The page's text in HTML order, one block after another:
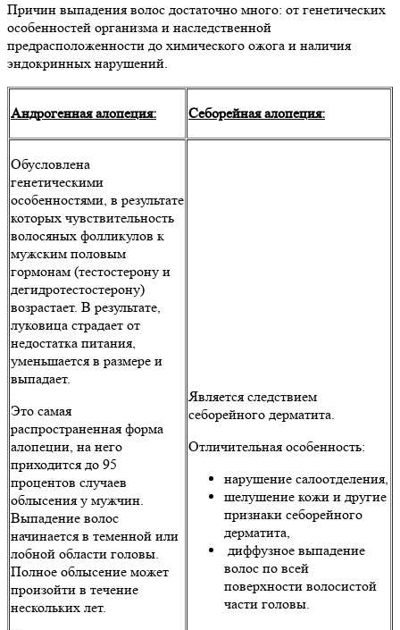
Причин выпадения волос достаточно много: от генетических
особенностей организма и наследственной
предрасположенности до химического ожога и наличия
эндокринных нарушений.
Андрогенная алопеция: Себорейная алопеция:
Обусловлена
генетическими
особенностями, в результате
которых чувствительность
волосяных фолликулов к
мужским половым
гормонам (тестостерону и
дегидротестостерону)
возрастает. В результате,
луковица страдает от
недостатка питания,
уменьшается в размере и
выпадает.
Это самая
распространенная форма
алопеции, на него
приходится до 95
процентов случаев
облысения у мужчин.
Выпадение волос
начинается в теменной или
лобной области головы.
Полное облысение может
произойти в течение
нескольких лет.
Является следствием
себорейного дерматита.
Отличительная особенность:
нарушение салоотделения,
шелушение кожи и другие
признаки себорейного
дерматита,
диффузное выпадение
волос по всей
поверхности волосистой
части головы.